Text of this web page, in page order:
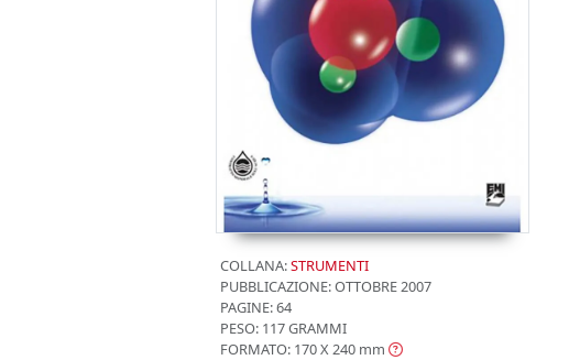
COLLANA:STRUMENTI
PUBBLICAZIONE:OTTOBRE 2007
PAGINE: 64
PESO: 117 GRAMMI
FORMATO: 170 X 240 mm